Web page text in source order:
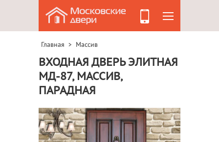
Главная > Массив
ВХОДНАЯ ДВЕРЬ ЭЛИТНАЯ
МД-87, МАССИВ,
ПАРАДНАЯ